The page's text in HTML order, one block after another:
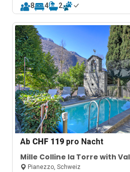
8 4 2
Ab CHF 119 pro Nacht
Mille Colline la Torre with
Pianezzo, Schweiz